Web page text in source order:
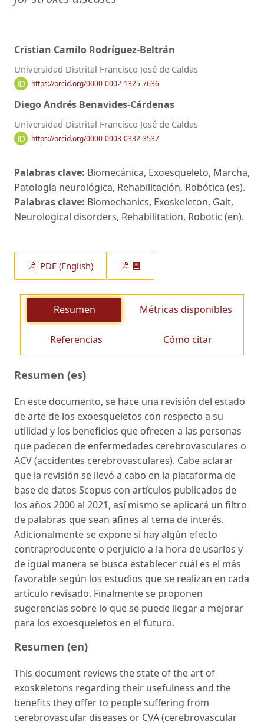
Cristian Camilo Rodríguez-Beltrán
Universidad Distrital Francisco José de Caldas
https://orcid.org/0000-0002-1325-7636
Diego Andrés Benavides-Cárdenas
Universidad Distrital Francisco José de Caldas
https://orcid.org/0000-0003-0332-3537
Palabras clave: Biomecánica, Exoesqueleto, Marcha,
Patología neurológica, Rehabilitación, Robótica (es).
Palabras clave: Biomechanics, Exoskeleton, Gait,
Neurological disorders, Rehabilitation, Robotic (en).
PDF (English)
Resumen Métricas disponibles
Referencias Cómo citar
Resumen (es)
En este documento, se hace una revisión del estado
de arte de los exoesqueletos con respecto a su
utilidad y los beneficios que ofrecen a las personas
que padecen de enfermedades cerebrovasculares o
ACV (accidentes cerebrovasculares). Cabe aclarar
que la revisión se llevó a cabo en la plataforma de
base de datos Scopus con artículos publicados de
los años 2000 al 2021, así mismo se aplicará un filtro
de palabras que sean afines al tema de interés.
Adicionalmente se expone si hay algún efecto
contraproducente o perjuicio a la hora de usarlos y
de igual manera se busca establecer cuál es el más
favorable según los estudios que se realizan en cada
artículo revisado. Finalmente se proponen
sugerencias sobre lo que se puede llegar a mejorar
para los exoesqueletos en el futuro.
Resumen (en)
This document reviews the state of the art of
exoskeletons regarding their usefulness and the
benefits they offer to people suffering from
cerebrovascular diseases or CVA (cerebrovascular